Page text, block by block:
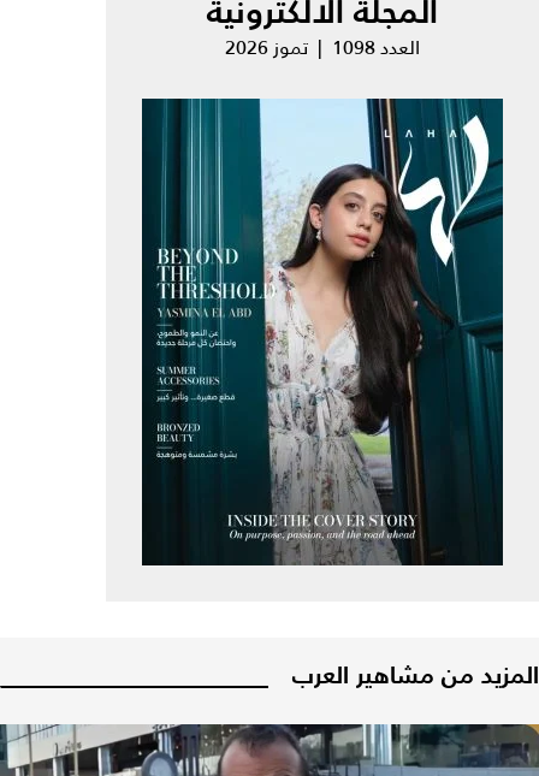
المجلة الالكترونية
العدد 1098 | تموز 2026
المزيد من مشاهير العرب